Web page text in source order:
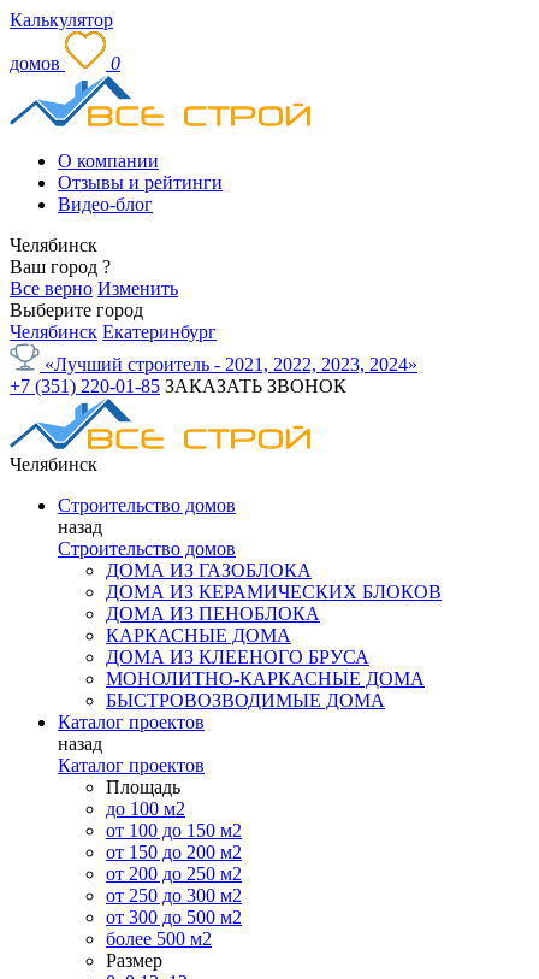
Калькулятор
домов 0
О компании
Отзывы и рейтинги
Видео-блог
Челябинск
Ваш город ?
Все верно Изменить
Выберите город
Челябинск Екатеринбург
«Лучший строитель - 2021, 2022, 2023, 2024»
+7 (351) 220-01-85 ЗАКАЗАТЬ ЗВОНОК
Челябинск
Строительство домов
назад
Строительство домов
ДОМА ИЗ ГАЗОБЛОКА
ДОМА ИЗ КЕРАМИЧЕСКИХ БЛОКОВ
ДОМА ИЗ ПЕНОБЛОКА
КАРКАСНЫЕ ДОМА
ДОМА ИЗ КЛЕЕНОГО БРУСА
МОНОЛИТНО-КАРКАСНЫЕ ДОМА
БЫСТРОВОЗВОДИМЫЕ ДОМА
Каталог проектов
назад
Каталог проектов
Площадь
до 100 м2
от 100 до 150 м2
от 150 до 200 м2
от 200 до 250 м2
от 250 до 300 м2
от 300 до 500 м2
более 500 м2
Размер